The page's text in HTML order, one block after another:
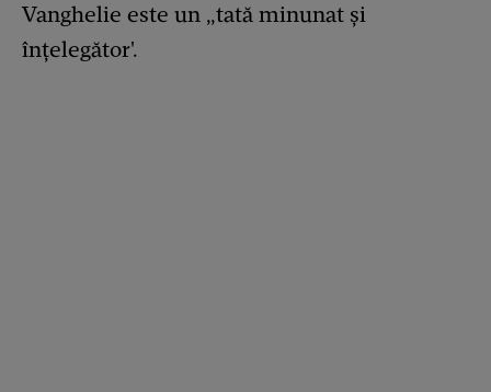
Vanghelie este un „tată minunat și
înțelegător'.